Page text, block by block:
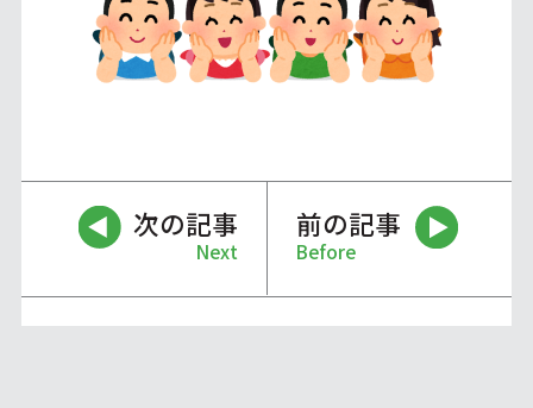
次の記事
Next
前の記事
Before